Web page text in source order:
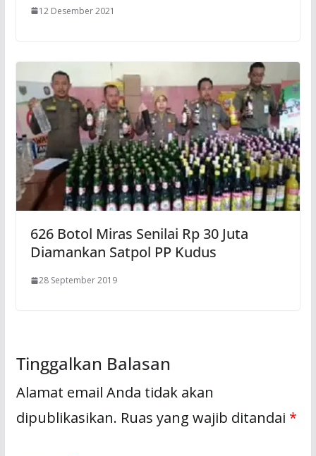
12 Desember 2021
626 Botol Miras Senilai Rp 30 Juta
Diamankan Satpol PP Kudus
28 September 2019
Tinggalkan Balasan
Alamat email Anda tidak akan
dipublikasikan. Ruas yang wajib ditandai *